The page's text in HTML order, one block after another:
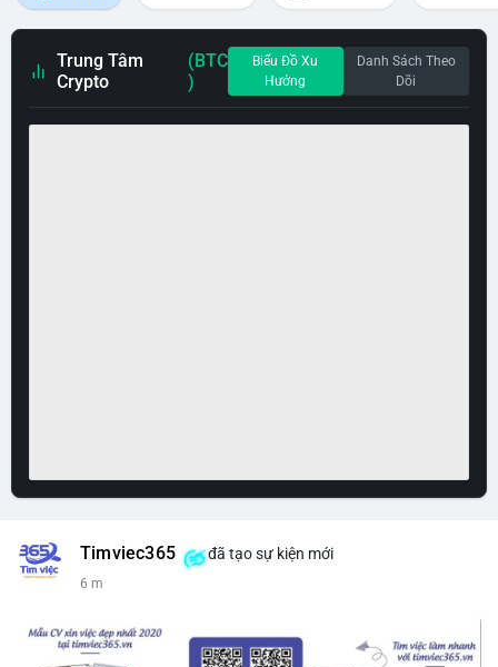
Trung Tâm
Crypto
(BTC
)
Biểu Đồ Xu
Hướng
Danh Sách Theo
Dõi
Timviec365 đã tạo sự kiện mới
6 m